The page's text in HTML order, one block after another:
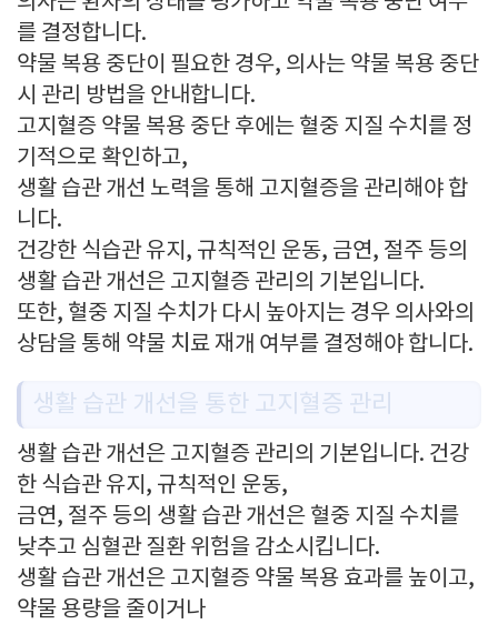
를 결정합니다.
약물 복용 중단이 필요한 경우, 의사는 약물 복용 중단
시 관리 방법을 안내합니다.
고지혈증 약물 복용 중단 후에는 혈중 지질 수치를 정
기적으로 확인하고,
생활 습관 개선 노력을 통해 고지혈증을 관리해야 합
니다.
건강한 식습관 유지, 규칙적인 운동, 금연, 절주 등의
생활 습관 개선은 고지혈증 관리의 기본입니다.
또한, 혈중 지질 수치가 다시 높아지는 경우 의사와의
상담을 통해 약물 치료 재개 여부를 결정해야 합니다.
생활 습관 개선을 통한 고지혈증 관리
생활 습관 개선은 고지혈증 관리의 기본입니다. 건강
한 식습관 유지, 규칙적인 운동,
금연, 절주 등의 생활 습관 개선은 혈중 지질 수치를
낮추고 심혈관 질환 위험을 감소시킵니다.
생활 습관 개선은 고지혈증 약물 복용 효과를 높이고,
약물 용량을 줄이거나